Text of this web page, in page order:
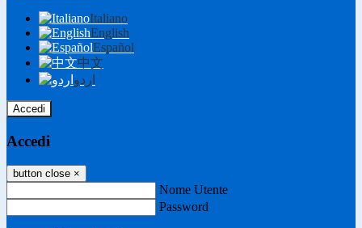
Italiano
English
Español
中文
اردو
Accedi
Accedi
button close ×
Nome Utente
Password